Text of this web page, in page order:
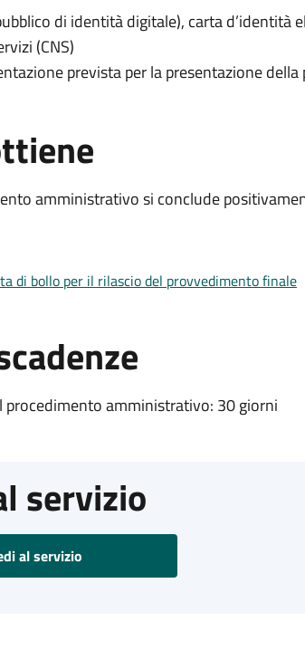
di identità digitale), carta d’identità
(CNS)
prevista per la presentazione della
amministrativo si conclude
di bollo per il rilascio del provvedimento finale
procedimento amministrativo: 30 giorni
servizio
al servizio